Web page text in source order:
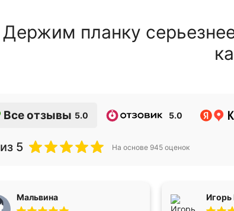
Держим планку
Все отзывы 5.0 5.0
из 5 На основе 945 оценок
Мальвина